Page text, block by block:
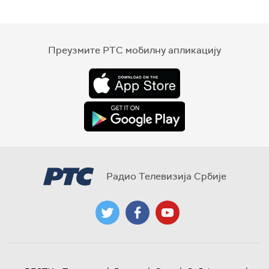
Преузмите РТС мобилну апликацију
Радио Телевизија Србије